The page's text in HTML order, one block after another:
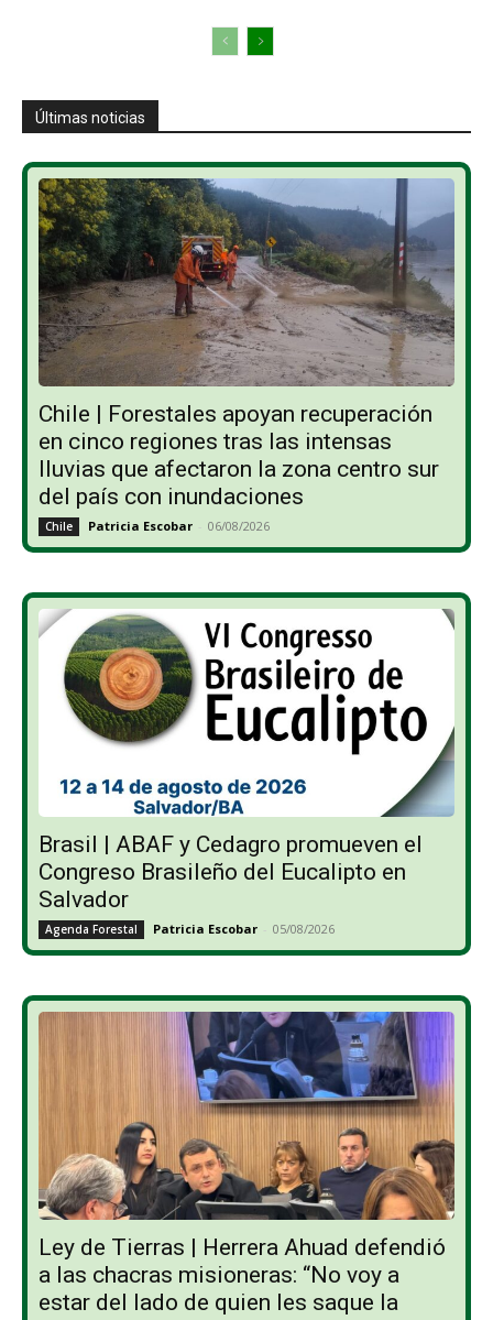
Últimas noticias
Chile | Forestales apoyan recuperación
en cinco regiones tras las intensas
lluvias que afectaron la zona centro sur
del país con inundaciones
Chile Patricia Escobar - 06/08/2026
Brasil | ABAF y Cedagro promueven el
Congreso Brasileño del Eucalipto en
Salvador
Agenda Forestal Patricia Escobar - 05/08/2026
Ley de Tierras | Herrera Ahuad defendió
a las chacras misioneras: “No voy a
estar del lado de quien les saque la